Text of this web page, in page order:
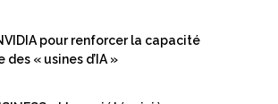
pour renforcer la capacité
« usines d’IA »